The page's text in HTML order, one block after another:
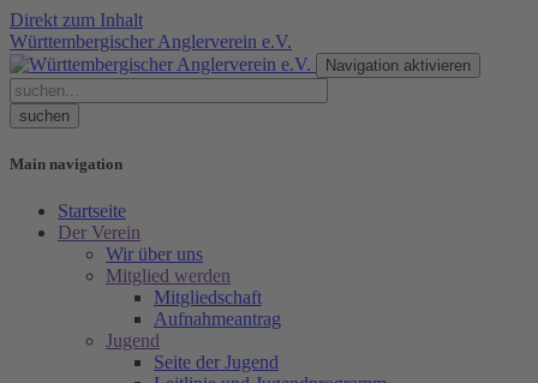
Direkt zum Inhalt
Württembergischer Anglerverein e.V.
Navigation aktivieren
Main navigation
Startseite
Der Verein
Wir über uns
Mitglied werden
Mitgliedschaft
Aufnahmeantrag
Jugend
Seite der Jugend